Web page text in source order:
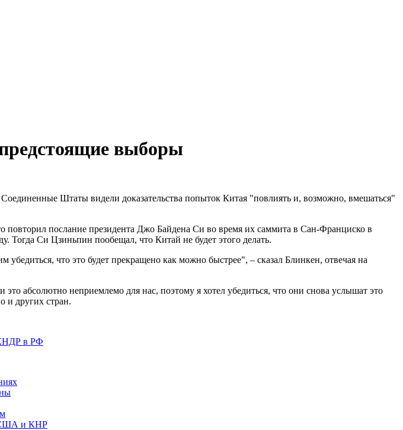
выборы
Штаты видели доказательства попыток Китая "повлиять и, возможно, вмешаться"
послание президента Джо Байдена Си во время их саммита в Сан-Франциско в
Си Цзиньпин пообещал, что Китай не будет этого делать.
что это будет прекращено как можно быстрее", – сказал Блинкен, отвечая на
абсолютно неприемлемо для нас, поэтому я хотел убедиться, что они снова услышат это
и других стран.
КНДР в РФ
США и КНР